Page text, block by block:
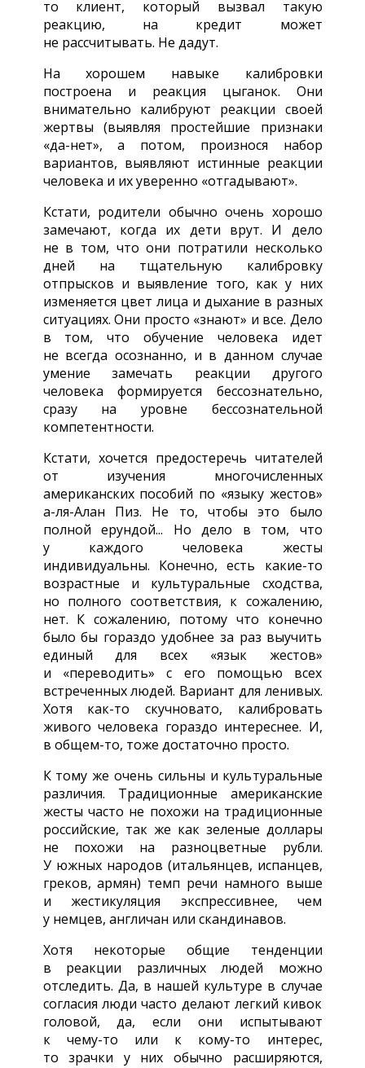
то клиент, который вызвал такую
реакцию, на кредит может
не рассчитывать. Не дадут.
На хорошем навыке калибровки
построена и реакция цыганок. Они
внимательно калибруют реакции своей
жертвы (выявляя простейшие признаки
«да-нет», а потом, произнося набор
вариантов, выявляют истинные реакции
человека и их уверенно «отгадывают».
Кстати, родители обычно очень хорошо
замечают, когда их дети врут. И дело
не в том, что они потратили несколько
дней на тщательную калибровку
отпрысков и выявление того, как у них
изменяется цвет лица и дыхание в разных
ситуациях. Они просто «знают» и все. Дело
в том, что обучение человека идет
не всегда осознанно, и в данном случае
умение замечать реакции другого
человека формируется бессознательно,
сразу на уровне бессознательной
компетентности.
Кстати, хочется предостеречь читателей
от изучения многочисленных
американских пособий по «языку жестов»
а-ля-Алан Пиз. Не то, чтобы это было
полной ерундой... Но дело в том, что
у каждого человека жесты
индивидуальны. Конечно, есть какие-то
возрастные и культуральные сходства,
но полного соответствия, к сожалению,
нет. К сожалению, потому что конечно
было бы гораздо удобнее за раз выучить
единый для всех «язык жестов»
и «переводить» с его помощью всех
встреченных людей. Вариант для ленивых.
Хотя как-то скучновато, калибровать
живого человека гораздо интереснее. И,
в общем-то, тоже достаточно просто.
К тому же очень сильны и культуральные
различия. Традиционные американские
жесты часто не похожи на традиционные
российские, так же как зеленые доллары
не похожи на разноцветные рубли.
У южных народов (итальянцев, испанцев,
греков, армян) темп речи намного выше
и жестикуляция экспрессивнее, чем
у немцев, англичан или скандинавов.
Хотя некоторые общие тенденции
в реакции различных людей можно
отследить. Да, в нашей культуре в случае
согласия люди часто делают легкий кивок
головой, да, если они испытывают
к чему-то или к кому-то интерес,
то зрачки у них обычно расширяются,